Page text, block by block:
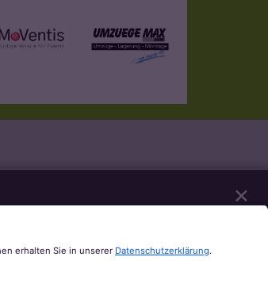
Soundcloud, Karten über
Bitte beachten Sie, dass auf
✕